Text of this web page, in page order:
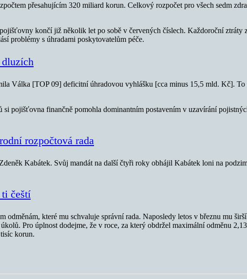
přesahujícím 320 miliard korun. Celkový rozpočet pro všech sedm
končí již několik let po sobě v červených číslech. Každoroční
problémy s úhradami poskytovatelům péče.
Válka [TOP 09] deficitní úhradovou vyhlášku [cca minus 15,5 mld. Kč].
pojišťovna finančně pomohla dominantním postavením v uzavírání
rozpočtová rada
Kabátek. Svůj mandát na další čtyři roky obhájil Kabátek loni na
čeští
které mu schvaluje správní rada. Naposledy letos v březnu mu
Pro úplnost dodejme, že v roce, za který obdržel maximální odměnu
korun.